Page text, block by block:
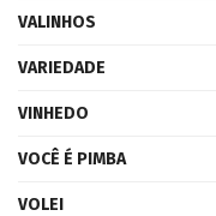
VALINHOS
VARIEDADE
VINHEDO
VOCÊ É PIMBA
VOLEI